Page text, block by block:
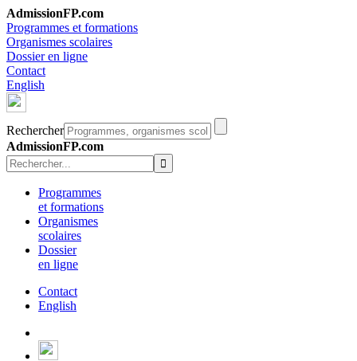
AdmissionFP.com
Programmes et formations
Organismes scolaires
Dossier en ligne
Contact
English
Rechercher
AdmissionFP.com
Programmes
et formations
Organismes
scolaires
Dossier
en ligne
Contact
English